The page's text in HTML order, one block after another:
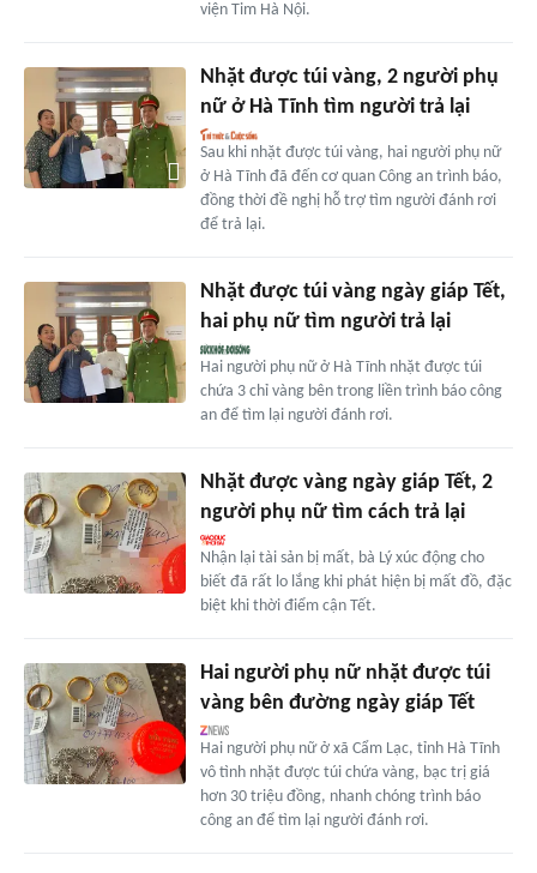
viện Tim Hà Nội.
Nhặt được túi vàng, 2 người phụ
nữ ở Hà Tĩnh tìm người trả lại
Sau khi nhặt được túi vàng, hai người phụ nữ
ở Hà Tĩnh đã đến cơ quan Công an trình báo,
đồng thời đề nghị hỗ trợ tìm người đánh rơi
để trả lại.
Nhặt được túi vàng ngày giáp Tết,
hai phụ nữ tìm người trả lại
Hai người phụ nữ ở Hà Tĩnh nhặt được túi
chứa 3 chỉ vàng bên trong liền trình báo công
an để tìm lại người đánh rơi.
Nhặt được vàng ngày giáp Tết, 2
người phụ nữ tìm cách trả lại
Nhận lại tài sản bị mất, bà Lý xúc động cho
biết đã rất lo lắng khi phát hiện bị mất đồ, đặc
biệt khi thời điểm cận Tết.
Hai người phụ nữ nhặt được túi
vàng bên đường ngày giáp Tết
Hai người phụ nữ ở xã Cẩm Lạc, tỉnh Hà Tĩnh
vô tình nhặt được túi chứa vàng, bạc trị giá
hơn 30 triệu đồng, nhanh chóng trình báo
công an để tìm lại người đánh rơi.